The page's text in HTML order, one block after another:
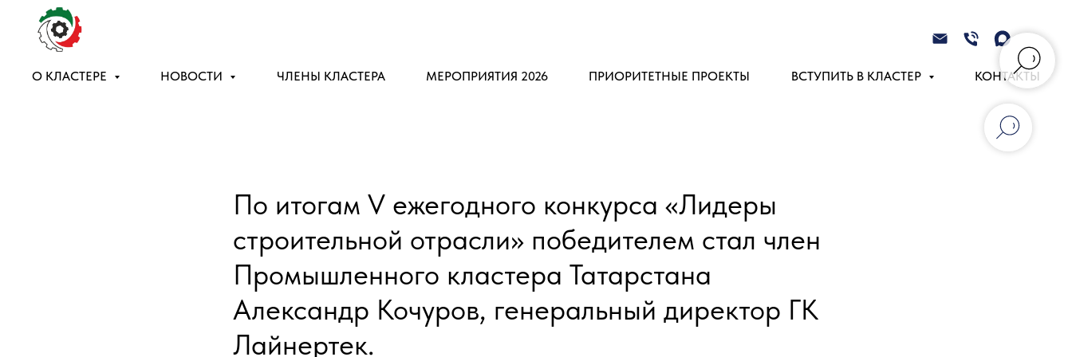
О КЛАСТЕРЕ НОВОСТИ ЧЛЕНЫ КЛАСТЕРА МЕРОПРИЯТИЯ 2026 ПРИОРИТЕТНЫЕ ПРОЕКТЫ ВСТУПИТЬ В КЛАСТЕР КОНТАКТЫ
По итогам V ежегодного конкурса «Лидеры
строительной отрасли» победителем стал член
Промышленного кластера Татарстана
Александр Кочуров, генеральный директор ГК
Лайнертек.